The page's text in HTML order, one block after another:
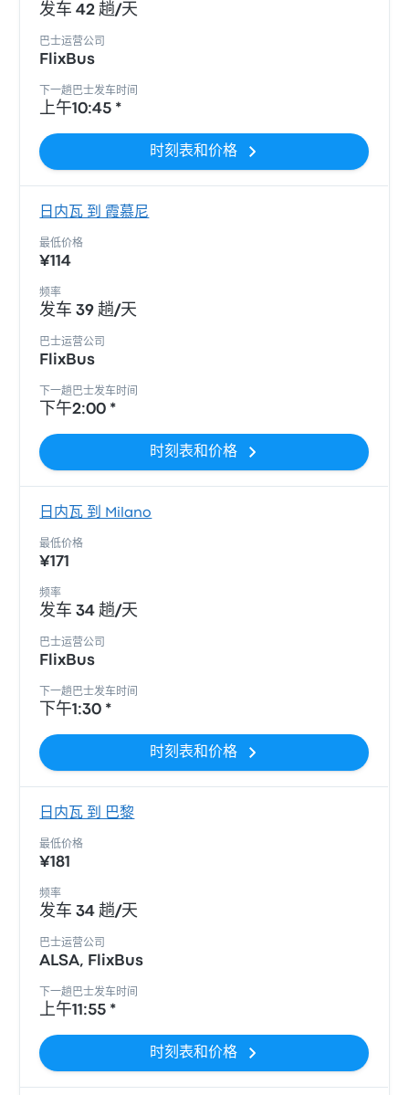
发车 42 趟/天
巴士运营公司
FlixBus
下一趟巴士发车时间
上午10:45 *
时刻表和价格
日内瓦 到 霞慕尼
最低价格
¥114
频率
发车 39 趟/天
巴士运营公司
FlixBus
下一趟巴士发车时间
下午2:00 *
时刻表和价格
日内瓦 到 Milano
最低价格
¥171
频率
发车 34 趟/天
巴士运营公司
FlixBus
下一趟巴士发车时间
下午1:30 *
时刻表和价格
日内瓦 到 巴黎
最低价格
¥181
频率
发车 34 趟/天
巴士运营公司
ALSA, FlixBus
下一趟巴士发车时间
上午11:55 *
时刻表和价格